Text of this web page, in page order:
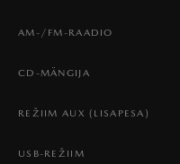
AM-/FM-RAADIO
CD-MÄNGIJA
REŽIIM AUX (LISAPESA)
USB-REŽIIM